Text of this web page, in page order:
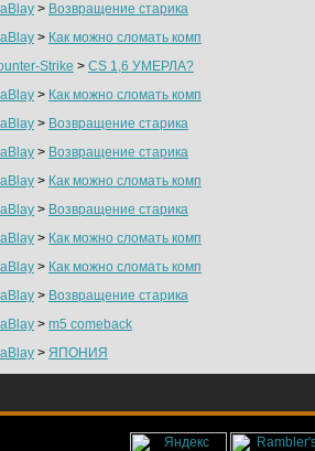
> Возвращение старика
> Как можно сломать комп
Strike > CS 1,6 УМЕРЛА?
> Как можно сломать комп
> Возвращение старика
> Возвращение старика
> Как можно сломать комп
> Возвращение старика
> Как можно сломать комп
> Как можно сломать комп
> Возвращение старика
> m5 comeback
> ЯПОНИЯ